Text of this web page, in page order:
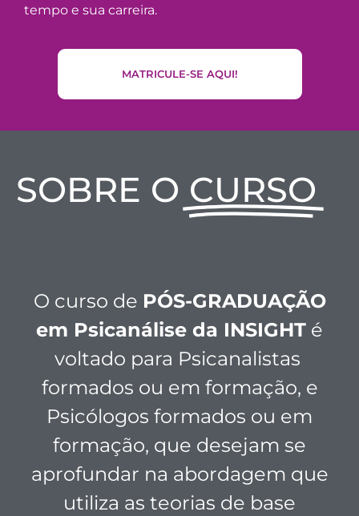
tempo e sua carreira.
MATRICULE-SE AQUI!
SOBRE O CURSO
O curso de PÓS-GRADUAÇÃO
em Psicanálise da INSIGHT é
voltado para Psicanalistas
formados ou em formação, e
Psicólogos formados ou em
formação, que desejam se
aprofundar na abordagem que
utiliza as teorias de base